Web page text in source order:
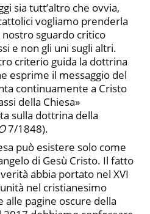
sia tutt’altro che ovvia,
vogliamo prenderla
sguardo critico
e non gli uni sugli altri.
criterio guida la dottrina
esprime il messaggio del
continuamente a Cristo
della Chiesa»
sulla dottrina della
7/1848).
può esistere solo come
di Gesù Cristo. Il fatto
abbia portato nel XVI
nel cristianesimo
alle pagine oscure della